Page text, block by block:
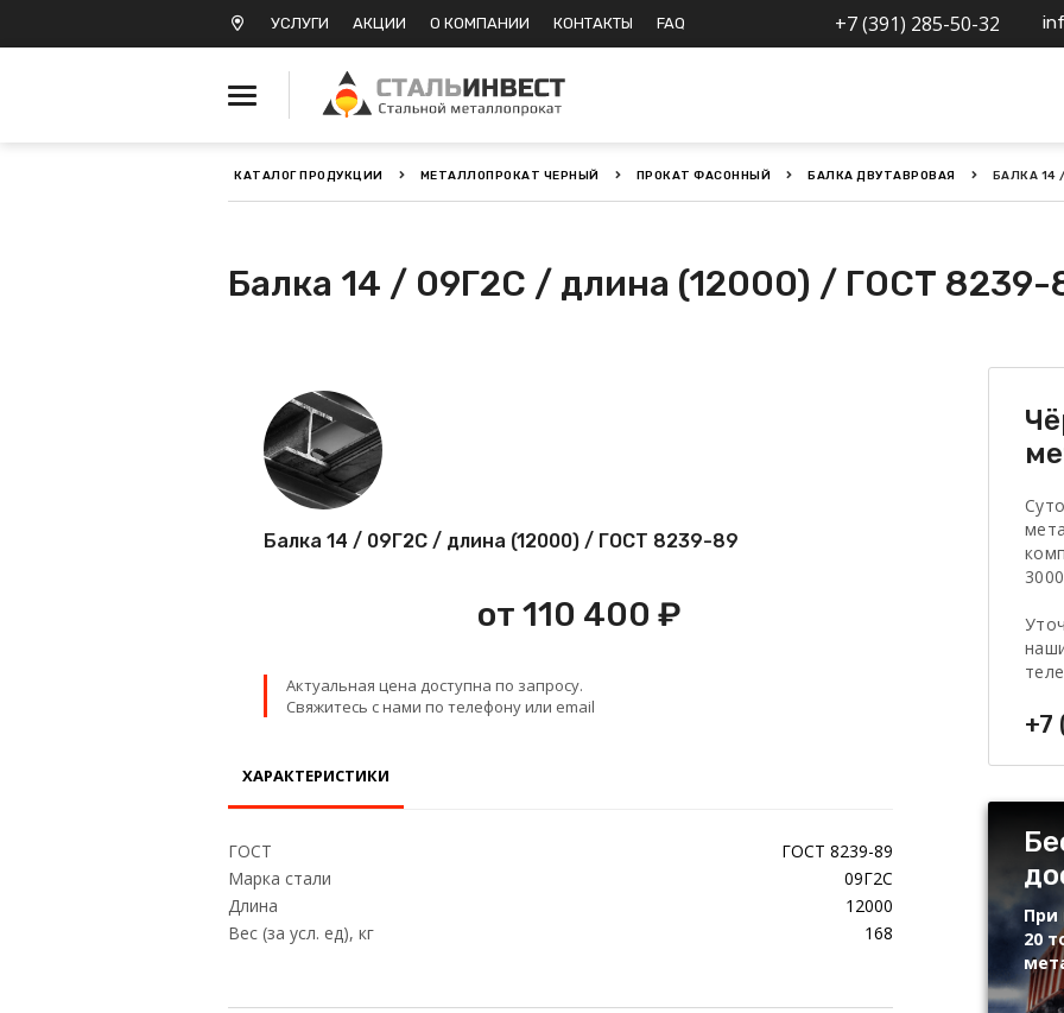
УСЛУГИ АКЦИИ О КОМПАНИИ КОНТАКТЫ FAQ +7 (391) 285-50-32
Металлопрокат
нержавеющий
Металлопрокат
калиброванный
Профлист
КАТАЛОГ ПРОДУКЦИИ МЕТАЛЛОПРОКАТ ЧЕРНЫЙ ПРОКАТ ФАСОННЫЙ БАЛКА ДВУТАВРОВАЯ БАЛКА 14
Балка 14 / 09Г2С / длина (12000) / ГОСТ 8239-
Балка 14 / 09Г2С / длина (12000) / ГОСТ 8239-89
от 110 400 ₽
Актуальная цена доступна по запросу.
Свяжитесь с нами по телефону или email
ХАРАКТЕРИСТИКИ
ГОСТ
ГОСТ 8239-89
Марка стали
09Г2С
Длина
12000
Вес (за усл. ед), кг
168
+7
При
20